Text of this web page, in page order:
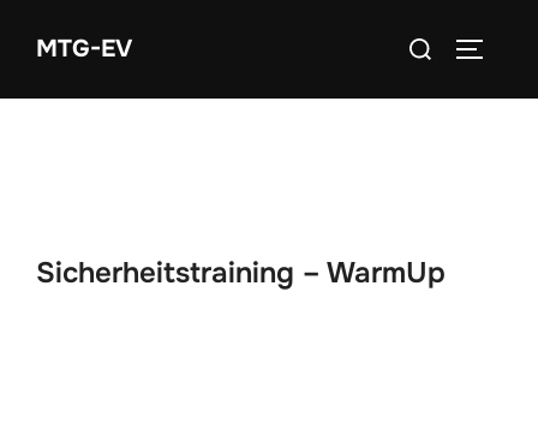
InhaltMTG-EV
Suchen
Sicherheitstraining – WarmUp